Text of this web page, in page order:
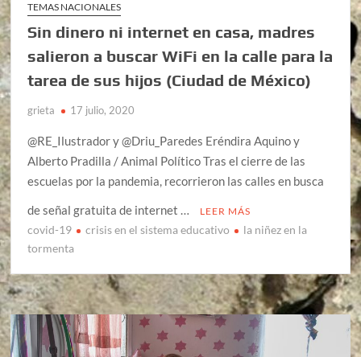
TEMAS NACIONALES
Sin dinero ni internet en casa, madres
salieron a buscar WiFi en la calle para la
tarea de sus hijos (Ciudad de México)
grieta 17 julio, 2020
@RE_Ilustrador y @Driu_Paredes Eréndira Aquino y
Alberto Pradilla / Animal Político Tras el cierre de las
escuelas por la pandemia, recorrieron las calles en busca
de señal gratuita de internet …
LEER MÁS
covid-19 crisis en el sistema educativo
la niñez en la
tormenta